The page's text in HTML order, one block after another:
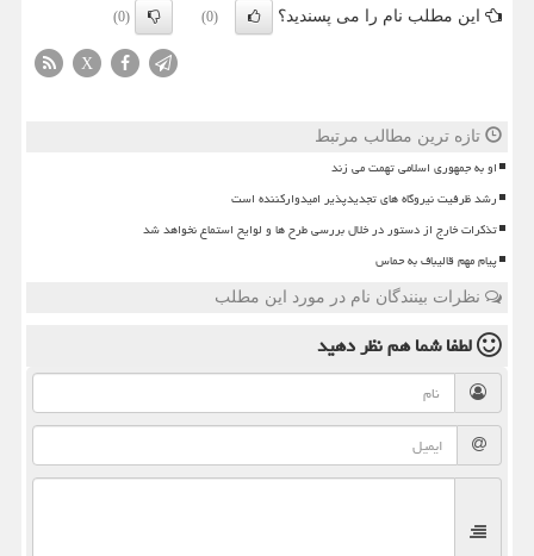
این مطلب نام را می پسندید؟ (0)
(0)
X
تازه ترین مطالب مرتبط
او به جمهوری اسلامی تهمت می زند
رشد ظرفیت نیروگاه های تجدیدپذیر امیدوارکننده است
تذکرات خارج از دستور در خلال بررسی طرح ها و لوایح استماع نخواهد شد
پیام مهم قالیباف به حماس
نظرات بینندگان نام در مورد این مطلب
لطفا شما همنظر دهید